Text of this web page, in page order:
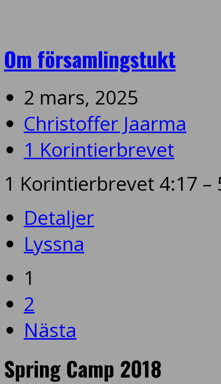
Om församlingstukt
2 mars, 2025
Christoffer Jaarma
1 Korintierbrevet
1 Korintierbrevet 4:17 –
Detaljer
Lyssna
1
2
Nästa
Spring Camp 2018